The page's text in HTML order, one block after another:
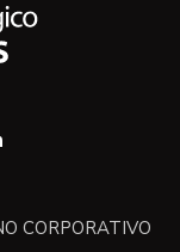
CORPORATIVO